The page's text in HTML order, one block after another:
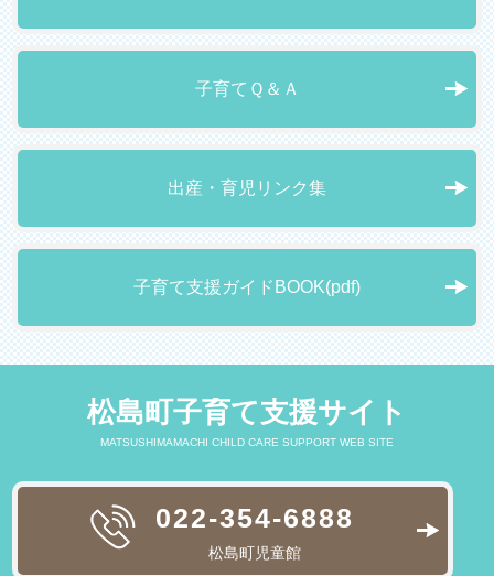
子育てＱ＆Ａ
出産・育児リンク集
子育て支援ガイドBOOK(pdf)
松島町子育て支援サイト
MATSUSHIMAMACHI CHILD CARE SUPPORT WEB SITE
022-354-6888
松島町児童館